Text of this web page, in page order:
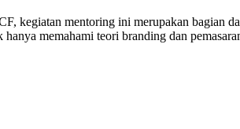
kegiatan mentoring ini merupakan bagian
memahami teori branding dan